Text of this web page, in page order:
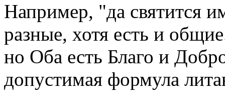
Например, "да святится
разные, хотя есть и
но Оба есть Благо и
допустимая формула